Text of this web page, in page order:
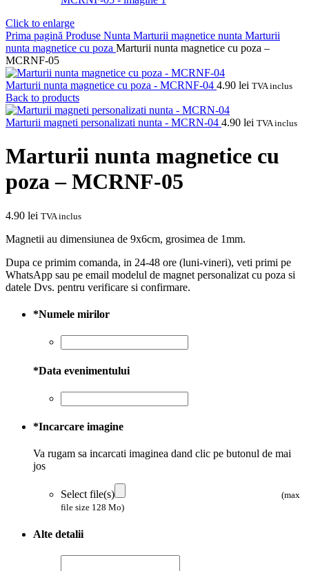
Click to enlarge
Prima pagină Produse Nunta Marturii magnetice nunta Marturii
nunta magnetice cu poza Marturii nunta magnetice cu poza –
MCRNF-05
Marturii nunta magnetice cu poza - MCRNF-04 4.90 lei TVA inclus
Back to products
Marturii magneti personalizati nunta - MCRN-04 4.90 lei TVA inclus
Marturii nunta magnetice cu
poza – MCRNF-05
4.90 lei TVA inclus
Magnetii au dimensiunea de 9x6cm, grosimea de 1mm.
Dupa ce primim comanda, in 24-48 ore (luni-vineri), veti primi pe
WhatsApp sau pe email modelul de magnet personalizat cu poza si
datele Dvs. pentru verificare si confirmare.
*Numele mirilor
*Data evenimentului
*Incarcare imagine
Va rugam sa incarcati imaginea dand clic pe butonul de mai
jos
Select file(s)
(max
file size 128 Mo)
Alte detalii